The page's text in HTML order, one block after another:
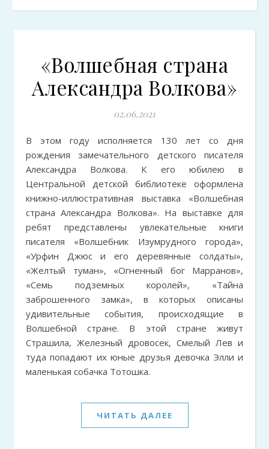
«Волшебная страна
Александра Волкова»
02.06.2021
В этом году исполняется 130 лет со дня
рождения замечательного детского писателя
Александра Волкова. К его юбилею в
Центральной детской библиотеке оформлена
книжно-иллюстративная выставка «Волшебная
страна Александра Волкова». На выставке для
ребят представлены увлекательные книги
писателя «Волшебник Изумрудного города»,
«Урфин Джюс и его деревянные солдаты»,
«Желтый туман», «Огненный бог Марранов»,
«Семь подземных королей», «Тайна
заброшенного замка», в которых описаны
удивительные события, происходящие в
Волшебной стране. В этой стране живут
Страшила, Железный дровосек, Смелый Лев и
туда попадают их юные друзья девочка Элли и
маленькая собачка Тотошка.
ЧИТАТЬ ДАЛЕЕ